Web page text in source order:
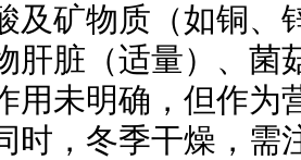
及矿物质（如铜、
肝脏（适量）、菌
用未明确，但作为
时，冬季干燥，需